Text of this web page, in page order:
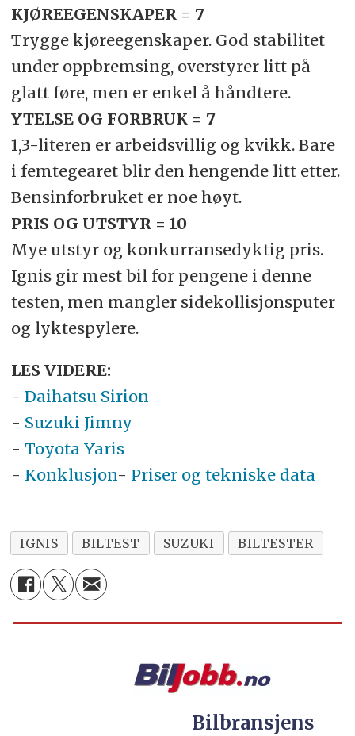
KJØREEGENSKAPER = 7
Trygge kjøreegenskaper. God stabilitet
under oppbremsing, overstyrer litt på
glatt føre, men er enkel å håndtere.
YTELSE OG FORBRUK = 7
1,3-literen er arbeidsvillig og kvikk. Bare
i femtegearet blir den hengende litt etter.
Bensinforbruket er noe høyt.
PRIS OG UTSTYR = 10
Mye utstyr og konkurransedyktig pris.
Ignis gir mest bil for pengene i denne
testen, men mangler sidekollisjonsputer
og lyktespylere.
LES VIDERE:
- Daihatsu Sirion
- Suzuki Jimny
- Toyota Yaris
- Konklusjon- Priser og tekniske data
IGNIS BILTEST SUZUKI BILTESTER
Bilbransjens